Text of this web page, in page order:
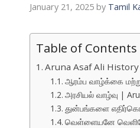
January 21, 2025 by Tamil
Table of Contents
Aruna Asaf Ali
ஆரம்ப வாழ்க்கை
அரசியல் வாழ்வு |
துன்பங்களை
வெள்ளையனே